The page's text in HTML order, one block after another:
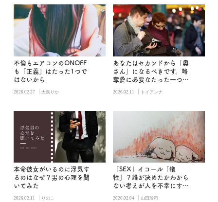
不倫もエアコンのONOFF
も「正義」はたった1つで
はないから
2026.02.27 | 大泉りか
あなたはセカンドから「奥
さん」になるべきです。略
奪愛に必要なたった一つの
2026.02.11 | トイアンナ
本命彼女がいるのに浮気す
るのはなぜ？男の心理を聞
いてみた
2026.02.11 | りのこ
「SEX」イコール「犠
牲」？誰が決めたかわから
ない考えが人を不幸にする
／山田玲司の男子更衣室
2026.02.04 | 山田玲司